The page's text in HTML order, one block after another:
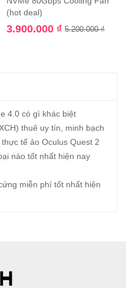
(hot deal)
5.200.000₫
3.900.000 ₫
4.0 có gì khác biệt
thuê uy tín, minh bạch
tế ảo Oculus Quest 2
nào tốt nhất hiện nay
miễn phí tốt nhất hiện